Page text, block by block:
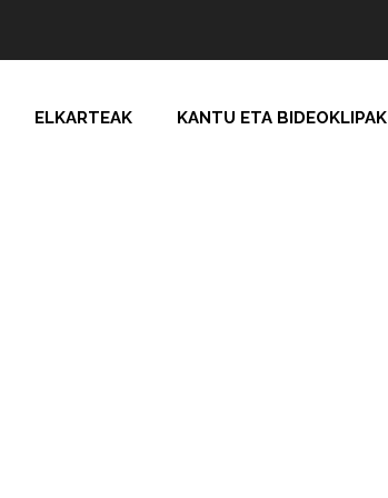
ELKARTEAK KANTU ETA BIDEOKLIPAK